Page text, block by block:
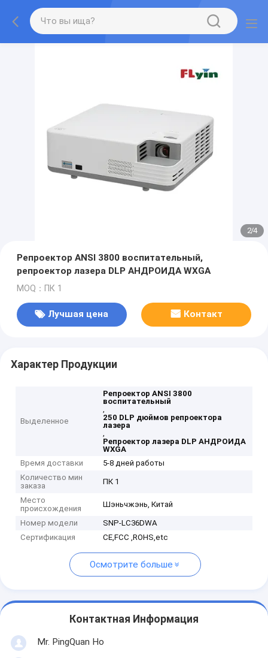
2/4
Репроектор ANSI 3800 воспитательный,
репроектор лазера DLP АНДРОИДА WXGA
MOQ：ПК 1
Лучшая цена Контакт
Характер Продукции
Выделенное
Репроектор ANSI 3800
воспитательный
,
250 DLP дюймов репроектора
лазера
,
Репроектор лазера DLP АНДРОИДА
WXGA
Время доставки
5-8 дней работы
Количество мин
заказа
ПК 1
Место
происхождения
Шэньчжэнь, Китай
Номер модели
SNP-LC36DWA
Сертификация
CE,FCC ,ROHS,etc
Осмотрите больше
Контактная Информация
Mr. PingQuan Ho